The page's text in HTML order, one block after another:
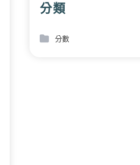
分類
分數